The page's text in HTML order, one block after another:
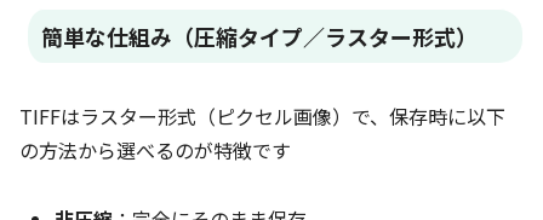
簡単な仕組み（圧縮タイプ／ラスター形式）
TIFFはラスター形式（ピクセル画像）で、保存時に以下
の方法から選べるのが特徴です